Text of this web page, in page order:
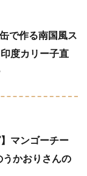
で作る南国風ス
度カリー子直
マンゴーチー
かおりさんの